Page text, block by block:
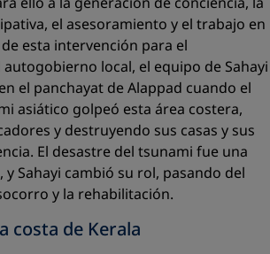
el asesoramiento y el trabajo en
esta intervención para el
local, el equipo de Sahayi
el panchayat de Alappad cuando el
asiático golpeó esta área costera,
y destruyendo sus casas y sus
El desastre del tsunami fue una
y Sahayi cambió su rol, pasando del
y la rehabilitación.
costa de Kerala